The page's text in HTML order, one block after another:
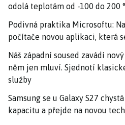
odolá teplotám od -100 do 200
Podivná praktika Microsoftu:
počítače novou aplikaci, která
Náš západní soused zavádí
něm jen mluví. Sjednotí
služby
Samsung se u Galaxy S27
kapacitu a přejde na novou